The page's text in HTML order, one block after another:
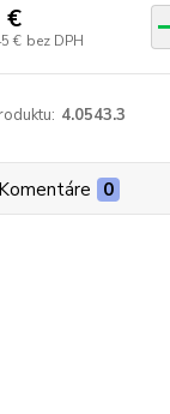
€
€ bez DPH
4.0543.3
0